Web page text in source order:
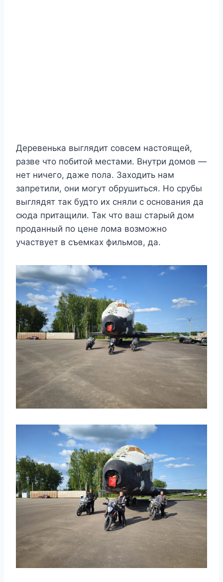
Деревенька выглядит совсем настоящей,
разве что побитой местами. Внутри домов —
нет ничего, даже пола. Заходить нам
запретили, они могут обрушиться. Но срубы
выглядят так будто их сняли с основания да
сюда притащили. Так что ваш старый дом
проданный по цене лома возможно
участвует в съемках фильмов, да.